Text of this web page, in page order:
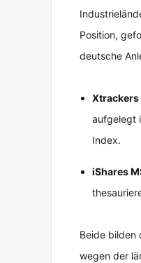
Position,
deutsche
Xtrackers
aufgelegt
Index.
iShares
Beide bilden
wegen der